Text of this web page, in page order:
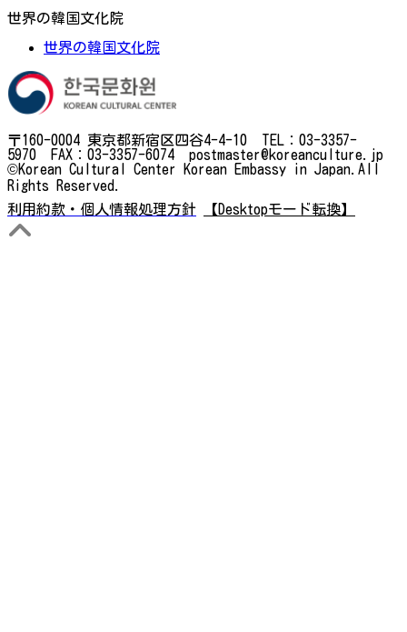
世界の韓国文化院
世界の韓国文化院
〒160-0004 東京都新宿区四谷4-4-10 TEL：03-3357-
5970 FAX：03-3357-6074 postmaster@koreanculture.jp
©Korean Cultural Center Korean Embassy in Japan.All
Rights Reserved.
利用約款・個人情報処理方針
【Desktopモード転換】